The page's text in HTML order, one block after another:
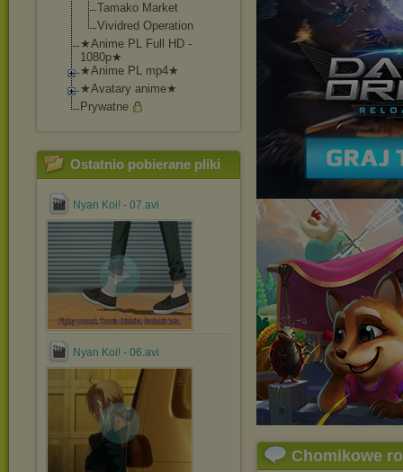
Tamako Market
Vividred Operation
★Anime PL Full HD -
1080p★
★Anime PL mp4★
★Avatary anime★
Prywatne
Ostatnio pobierane pliki
Nyan Koi! - 07.avi
Nyan Koi! - 06.avi
Chomikowe